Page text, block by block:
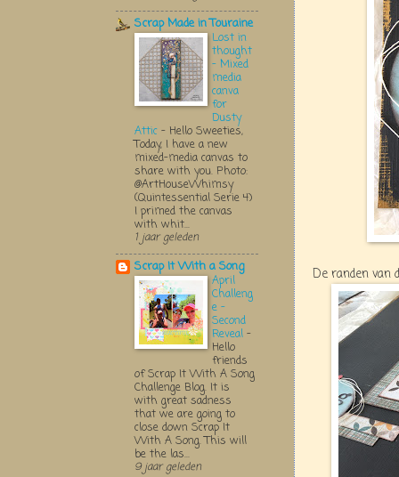
De randen van
Scrap Made in Touraine
Lost in
thought
- Mixed
media
canva
for
Dusty
Attic - Hello Sweeties,
Today, I have a new
mixed-media canvas to
share with you. Photo:
@ArtHouseWhimsy
(Quintessential Serie 4)
I primed the canvas
with whit...
1 jaar geleden
Scrap It With a Song
April
Challeng
e -
Second
Reveal -
Hello
friends
of Scrap It With A Song
Challenge Blog. It is
with great sadness
that we are going to
close down Scrap It
With A Song. This will
be the las...
9 jaar geleden